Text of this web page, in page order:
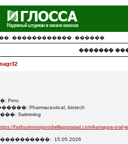
������������ ������
�������
Peru
Pharmaceutical, biotech
Swimming
fairbusinessgoodwillappraisal.com/kamagra-oral-
15.05.2026